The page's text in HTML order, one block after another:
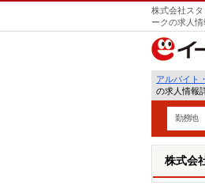
株式会社ス
ークの求人
アルバイト
の求人情報
勤務地
株式会